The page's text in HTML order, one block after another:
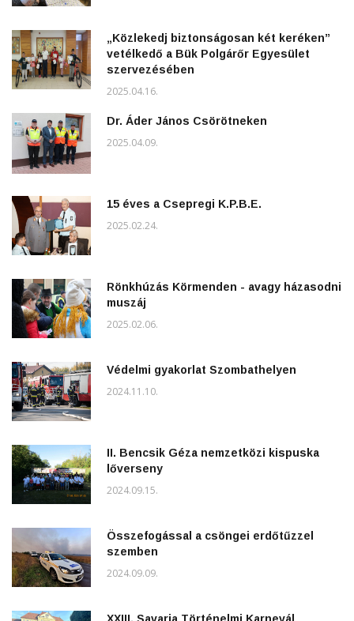
„Közlekedj biztonságosan két keréken”
vetélkedő a Bük Polgárőr Egyesület
szervezésében
2025.04.16.
Dr. Áder János Csörötneken
2025.04.09.
15 éves a Csepregi K.P.B.E.
2025.02.24.
Rönkhúzás Körmenden - avagy házasodni
muszáj
2025.02.06.
Védelmi gyakorlat Szombathelyen
2024.11.10.
II. Bencsik Géza nemzetközi kispuska
lőverseny
2024.09.15.
Összefogással a csöngei erdőtűzzel
szemben
2024.09.09.
XXIII. Savaria Történelmi Karnevál